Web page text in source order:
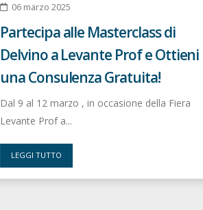
06 marzo 2025
Partecipa alle Masterclass di
Delvino a Levante Prof e Ottieni
una Consulenza Gratuita!
Dal 9 al 12 marzo , in occasione della Fiera
Levante Prof a...
LEGGI TUTTO